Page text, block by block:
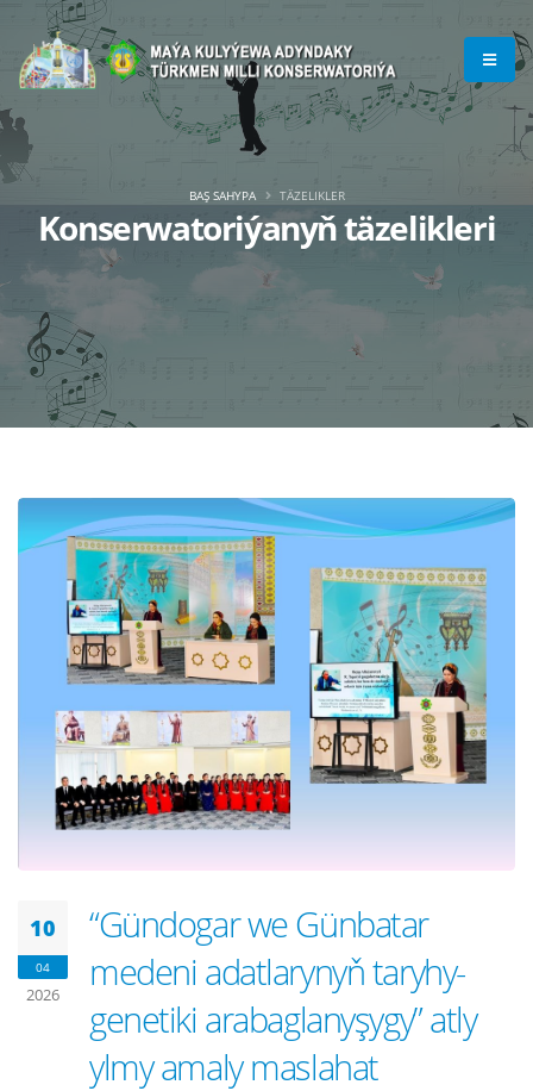
Konserwatoriýanyň täzelikleri
BAŞ SAHYPA TÄZELIKLER
10
04
2026
“Gündogar we Günbatar
medeni adatlarynyň taryhy-
genetiki arabaglanyşygy” atly
ylmy amaly maslahat